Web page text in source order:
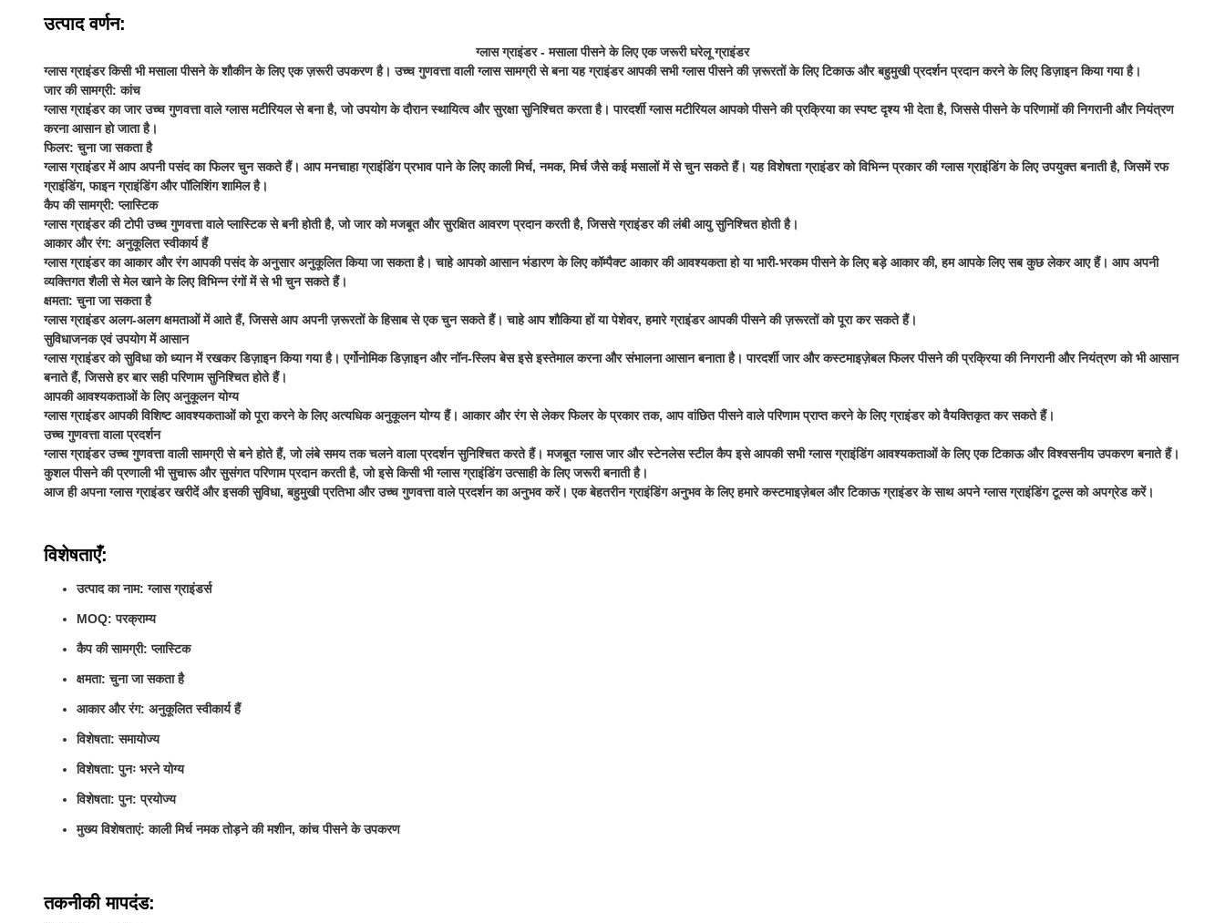
उत्पाद वर्णन:
ग्लास ग्राइंडर - मसाला पीसने के लिए एक जरूरी घरेलू ग्राइंडर
ग्लास ग्राइंडर किसी भी मसाला पीसने के शौकीन के लिए एक ज़रूरी उपकरण है। उच्च गुणवत्ता वाली ग्लास सामग्री से बना यह ग्राइंडर आपकी सभी ग्लास पीसने की ज़रूरतों के लिए टिकाऊ और बहुमुखी प्रदर्शन प्रदान करने के लिए डिज़ाइन किया गया है।
जार की सामग्री: कांच
ग्लास ग्राइंडर का जार उच्च गुणवत्ता वाले ग्लास मटीरियल से बना है, जो उपयोग के दौरान स्थायित्व और सुरक्षा सुनिश्चित करता है। पारदर्शी ग्लास मटीरियल आपको पीसने की प्रक्रिया का स्पष्ट दृश्य भी देता है, जिससे पीसने के परिणामों की निगरानी और नियंत्रण
करना आसान हो जाता है।
फिलर: चुना जा सकता है
ग्लास ग्राइंडर में आप अपनी पसंद का फिलर चुन सकते हैं। आप मनचाहा ग्राइंडिंग प्रभाव पाने के लिए काली मिर्च, नमक, मिर्च जैसे कई मसालों में से चुन सकते हैं। यह विशेषता ग्राइंडर को विभिन्न प्रकार की ग्लास ग्राइंडिंग के लिए उपयुक्त बनाती है, जिसमें रफ
ग्राइंडिंग, फाइन ग्राइंडिंग और पॉलिशिंग शामिल है।
कैप की सामग्री: प्लास्टिक
ग्लास ग्राइंडर की टोपी उच्च गुणवत्ता वाले प्लास्टिक से बनी होती है, जो जार को मजबूत और सुरक्षित आवरण प्रदान करती है, जिससे ग्राइंडर की लंबी आयु सुनिश्चित होती है।
आकार और रंग: अनुकूलित स्वीकार्य हैं
ग्लास ग्राइंडर का आकार और रंग आपकी पसंद के अनुसार अनुकूलित किया जा सकता है। चाहे आपको आसान भंडारण के लिए कॉम्पैक्ट आकार की आवश्यकता हो या भारी-भरकम पीसने के लिए बड़े आकार की, हम आपके लिए सब कुछ लेकर आए हैं। आप अपनी
व्यक्तिगत शैली से मेल खाने के लिए विभिन्न रंगों में से भी चुन सकते हैं।
क्षमता: चुना जा सकता है
ग्लास ग्राइंडर अलग-अलग क्षमताओं में आते हैं, जिससे आप अपनी ज़रूरतों के हिसाब से एक चुन सकते हैं। चाहे आप शौकिया हों या पेशेवर, हमारे ग्राइंडर आपकी पीसने की ज़रूरतों को पूरा कर सकते हैं।
सुविधाजनक एवं उपयोग में आसान
ग्लास ग्राइंडर को सुविधा को ध्यान में रखकर डिज़ाइन किया गया है। एर्गोनोमिक डिज़ाइन और नॉन-स्लिप बेस इसे इस्तेमाल करना और संभालना आसान बनाता है। पारदर्शी जार और कस्टमाइज़ेबल फिलर पीसने की प्रक्रिया की निगरानी और नियंत्रण को भी आसान
बनाते हैं, जिससे हर बार सही परिणाम सुनिश्चित होते हैं।
आपकी आवश्यकताओं के लिए अनुकूलन योग्य
ग्लास ग्राइंडर आपकी विशिष्ट आवश्यकताओं को पूरा करने के लिए अत्यधिक अनुकूलन योग्य हैं। आकार और रंग से लेकर फिलर के प्रकार तक, आप वांछित पीसने वाले परिणाम प्राप्त करने के लिए ग्राइंडर को वैयक्तिकृत कर सकते हैं।
उच्च गुणवत्ता वाला प्रदर्शन
ग्लास ग्राइंडर उच्च गुणवत्ता वाली सामग्री से बने होते हैं, जो लंबे समय तक चलने वाला प्रदर्शन सुनिश्चित करते हैं। मजबूत ग्लास जार और स्टेनलेस स्टील कैप इसे आपकी सभी ग्लास ग्राइंडिंग आवश्यकताओं के लिए एक टिकाऊ और विश्वसनीय उपकरण बनाते हैं।
कुशल पीसने की प्रणाली भी सुचारू और सुसंगत परिणाम प्रदान करती है, जो इसे किसी भी ग्लास ग्राइंडिंग उत्साही के लिए जरूरी बनाती है।
आज ही अपना ग्लास ग्राइंडर खरीदें और इसकी सुविधा, बहुमुखी प्रतिभा और उच्च गुणवत्ता वाले प्रदर्शन का अनुभव करें। एक बेहतरीन ग्राइंडिंग अनुभव के लिए हमारे कस्टमाइज़ेबल और टिकाऊ ग्राइंडर के साथ अपने ग्लास ग्राइंडिंग टूल्स को अपग्रेड करें।
विशेषताएँ:
उत्पाद का नाम: ग्लास ग्राइंडर्स
MOQ: परक्राम्य
कैप की सामग्री: प्लास्टिक
क्षमता: चुना जा सकता है
आकार और रंग: अनुकूलित स्वीकार्य हैं
विशेषता: समायोज्य
विशेषता: पुनः भरने योग्य
विशेषता: पुन: प्रयोज्य
मुख्य विशेषताएं: काली मिर्च नमक तोड़ने की मशीन, कांच पीसने के उपकरण
तकनीकी मापदंड: